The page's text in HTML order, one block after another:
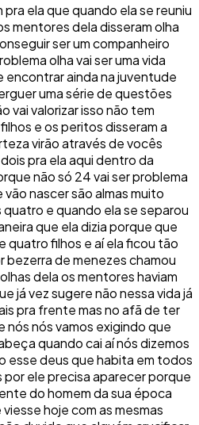
ela que quando ela se reuniu
mentores dela disseram olha
ser um companheiro
olha vai ser uma vida
encontrar ainda na juventude
uma série de questões
vai valorizar isso não tem
e os peritos disseram a
virão através de vocês
pra ela aqui dentro da
não só 24 vai ser problema
nascer são almas muito
e quando ela se separou
que ela dizia porque que
quatro filhos e aí ela ficou tão
de menezes chamou
dela os mentores haviam
já vez sugere não nessa vida já
pra frente mas no afã de ter
nós vamos exigindo que
quando cai aí nós dizemos
esse deus que habita em todos
ele precisa aparecer porque
do homem da sua época
hoje com as mesmas